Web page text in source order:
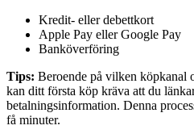
Lär dig Staking
Lär dig mer om att tjäna passiv
Bitrue
AI
Kredit- eller debettkort
Apple Pay eller Google Pay
Banköverföring
Tips: Beroende på vilken köpkanal
kan ditt första köp kräva att du
betalningsinformation. Denna
få minuter.